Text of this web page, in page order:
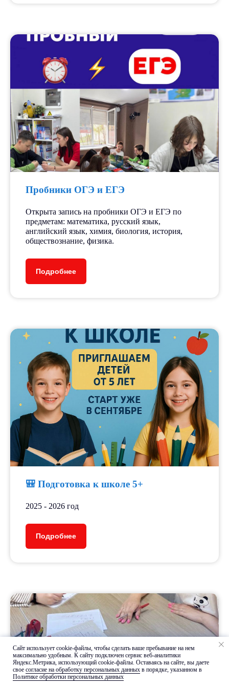
Пробники ОГЭ и ЕГЭ
Открыта запись на пробники ОГЭ и ЕГЭ по
предметам: математика, русский язык,
английский язык, химия, биология, история,
обществознание, физика.
Подробнее
🎒 Подготовка к школе 5+
2025 - 2026 год
Подробнее
Расписание занятий,
прайс-лист и документы
в зависимости от смены ученика, и
графика работы педагога.
Мы ценим всех наших клиентов
и поддерживаем систему
Система лояльности
Сайт использует cookie-файлы, чтобы сделать ваше пребывание на нем
максимально удобным. К cайту подключен сервис веб-аналитики
Яндекс.Метрика, использующий cookie-файлы. Оставаясь на сайте, вы даете
свое согласие на обработку персональных данных в порядке, указанном в
Политике обработки персональных данных